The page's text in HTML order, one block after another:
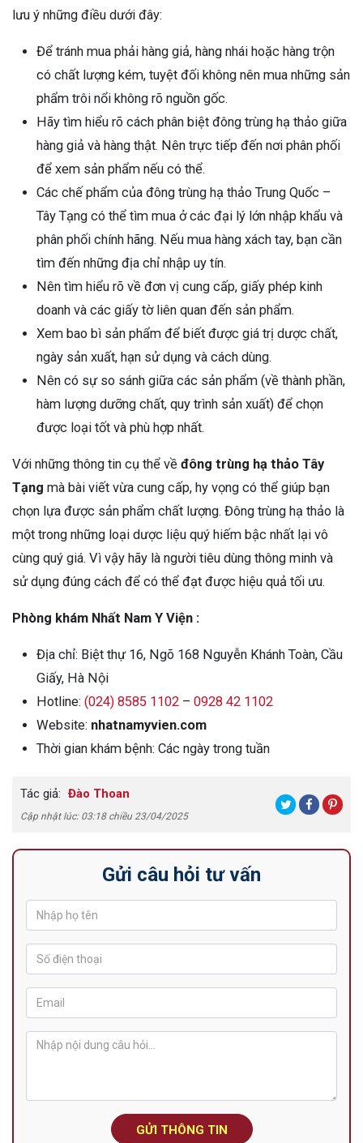
lưu ý những điều dưới đây:
Để tránh mua phải hàng giả, hàng nhái hoặc hàng trộn
có chất lượng kém, tuyệt đối không nên mua những sản
phẩm trôi nổi không rõ nguồn gốc.
Hãy tìm hiểu rõ cách phân biệt đông trùng hạ thảo giữa
hàng giả và hàng thật. Nên trực tiếp đến nơi phân phối
để xem sản phẩm nếu có thể.
Các chế phẩm của đông trùng hạ thảo Trung Quốc –
Tây Tạng có thể tìm mua ở các đại lý lớn nhập khẩu và
phân phối chính hãng. Nếu mua hàng xách tay, bạn cần
tìm đến những địa chỉ nhập uy tín.
Nên tìm hiểu rõ về đơn vị cung cấp, giấy phép kinh
doanh và các giấy tờ liên quan đến sản phẩm.
Xem bao bì sản phẩm để biết được giá trị dược chất,
ngày sản xuất, hạn sử dụng và cách dùng.
Nên có sự so sánh giữa các sản phẩm (về thành phần,
hàm lượng dưỡng chất, quy trình sản xuất) để chọn
được loại tốt và phù hợp nhất.
Với những thông tin cụ thể về đông trùng hạ thảo Tây
Tạng mà bài viết vừa cung cấp, hy vọng có thể giúp bạn
chọn lựa được sản phẩm chất lượng. Đông trùng hạ thảo là
một trong những loại dược liệu quý hiếm bậc nhất lại vô
cùng quý giá. Vì vậy hãy là người tiêu dùng thông minh và
sử dụng đúng cách để có thể đạt được hiệu quả tối ưu.
Phòng khám Nhất Nam Y Viện :
Địa chỉ: Biệt thự 16, Ngõ 168 Nguyễn Khánh Toàn, Cầu
Giấy, Hà Nội
Hotline: (024) 8585 1102 – 0928 42 1102
Website: nhatnamyvien.com
Thời gian khám bệnh: Các ngày trong tuần
Tác giả: Đào Thoan
Cập nhật lúc: 03:18 chiều 23/04/2025
Gửi câu hỏi tư vấn
GỬI THÔNG TIN